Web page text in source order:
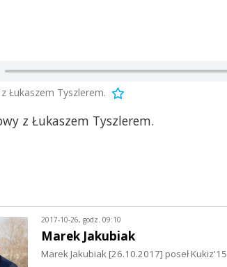
Łukaszem Tyszlerem.
z Łukaszem Tyszlerem.
2017-10-26, godz. 09:10
Marek Jakubiak
Marek Jakubiak [26.10.2017] poseł Kukiz'15